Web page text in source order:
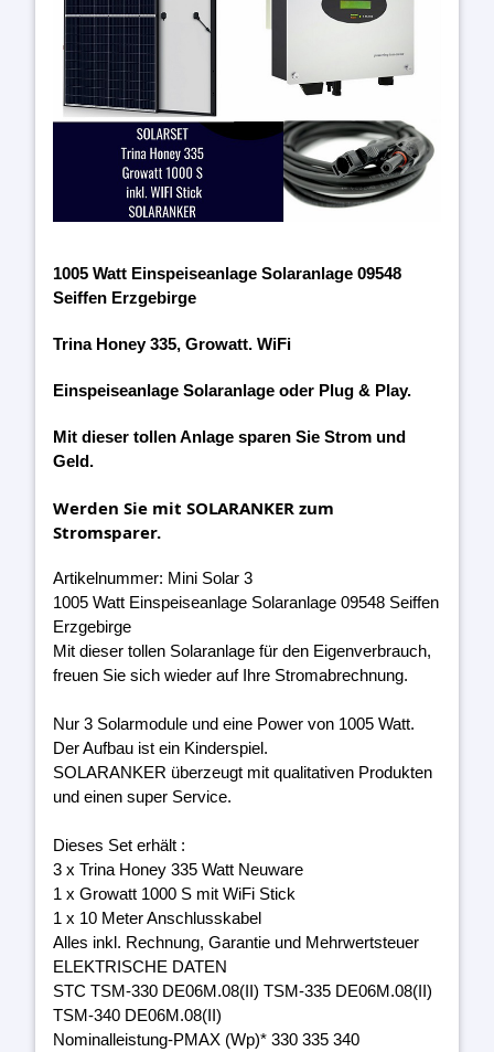
1005 Watt Einspeiseanlage Solaranlage 09548
Seiffen Erzgebirge
Trina Honey 335, Growatt. WiFi
Einspeiseanlage Solaranlage oder Plug & Play.
Mit dieser tollen Anlage sparen Sie Strom und
Geld.
Werden Sie mit SOLARANKER zum
Stromsparer.
Artikelnummer: Mini Solar 3
1005 Watt Einspeiseanlage Solaranlage 09548 Seiffen
Erzgebirge
Mit dieser tollen Solaranlage für den Eigenverbrauch,
freuen Sie sich wieder auf Ihre Stromabrechnung.
Nur 3 Solarmodule und eine Power von 1005 Watt.
Der Aufbau ist ein Kinderspiel.
SOLARANKER überzeugt mit qualitativen Produkten
und einen super Service.
Dieses Set erhält :
3 x Trina Honey 335 Watt Neuware
1 x Growatt 1000 S mit WiFi Stick
1 x 10 Meter Anschlusskabel
Alles inkl. Rechnung, Garantie und Mehrwertsteuer
ELEKTRISCHE DATEN
STC TSM-330 DE06M.08(II) TSM-335 DE06M.08(II)
TSM-340 DE06M.08(II)
Nominalleistung-PMAX (Wp)* 330 335 340